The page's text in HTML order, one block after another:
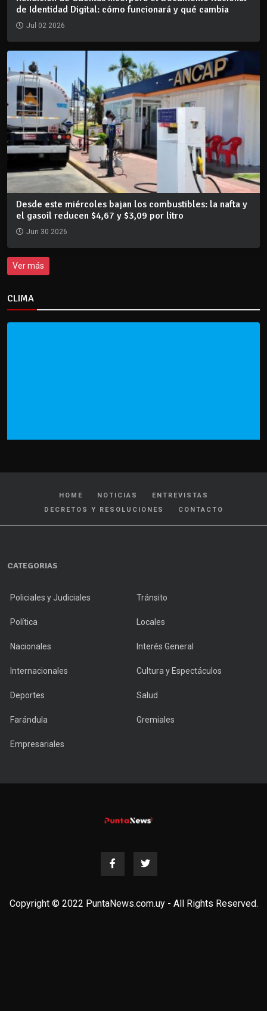
de Identidad Digital: cómo funcionará y qué cambia
Jul 02 2026
Desde este miércoles bajan los combustibles: la nafta y
el gasoil reducen $4,67 y $3,09 por litro
Jun 30 2026
Ver más
CLIMA
HOME NOTICIAS
ENTREVISTAS
DECRETOS Y RESOLUCIONES
CONTACTO
CATEGORIAS
Policiales y Judiciales Tránsito
Política Locales
Nacionales Interés General
Internacionales Cultura y Espectáculos
Deportes Salud
Farándula Gremiales
Empresariales
Copyright © 2022 PuntaNews.com.uy - All Rights Reserved.